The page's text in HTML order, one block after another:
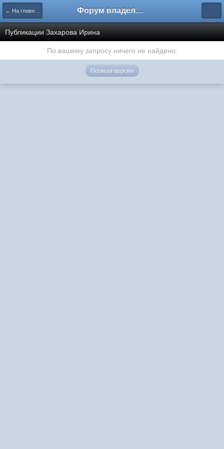
← На главную Форум владельцев интернет-магазинов
Публикации Захарова Ирина
По вашему запросу ничего не найдено.
Полная версия